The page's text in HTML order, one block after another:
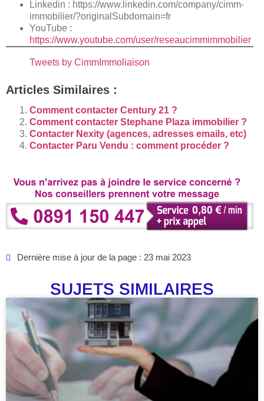
Linkedin : https://www.linkedin.com/company/cimm-
immobilier/?originalSubdomain=fr
YouTube :
https://www.youtube.com/user/reseaucimmimmobilier
Tweets by CimmImmoliaison
Articles Similaires :
Comment contacter Century 21 ?
Comment contacter Stephane Plaza immobilier ?
Contacter Nexity (agences, adresses emails, etc)
Contacter Paru Vendu : comment procéder ?
Dernière mise à jour de la page : 23 mai 2023
SUJETS SIMILAIRES